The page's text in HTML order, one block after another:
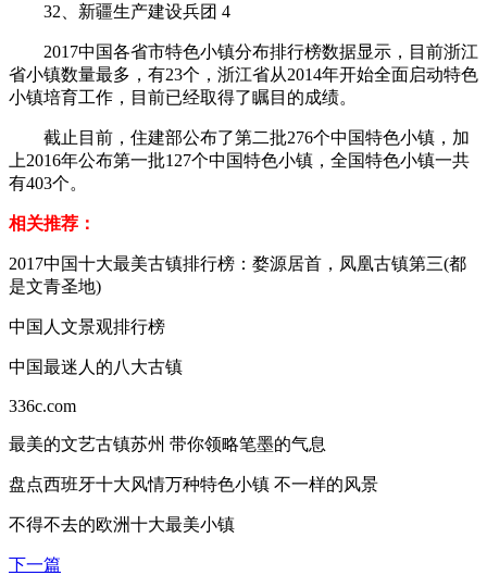
32、新疆生产建设兵团 4
2017中国各省市特色小镇分布排行榜数据显示，目前浙江
省小镇数量最多，有23个，浙江省从2014年开始全面启动特色
小镇培育工作，目前已经取得了瞩目的成绩。
截止目前，住建部公布了第二批276个中国特色小镇，加
上2016年公布第一批127个中国特色小镇，全国特色小镇一共
有403个。
相关推荐：
2017中国十大最美古镇排行榜：婺源居首，凤凰古镇第三(都
是文青圣地)
中国人文景观排行榜
中国最迷人的八大古镇
336c.com
最美的文艺古镇苏州 带你领略笔墨的气息
盘点西班牙十大风情万种特色小镇 不一样的风景
不得不去的欧洲十大最美小镇
下一篇